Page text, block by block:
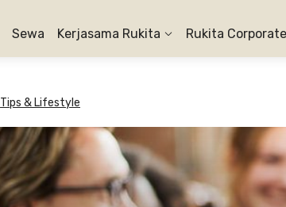
Sewa Kerjasama Rukita Rukita Corporate
Tips & Lifestyle